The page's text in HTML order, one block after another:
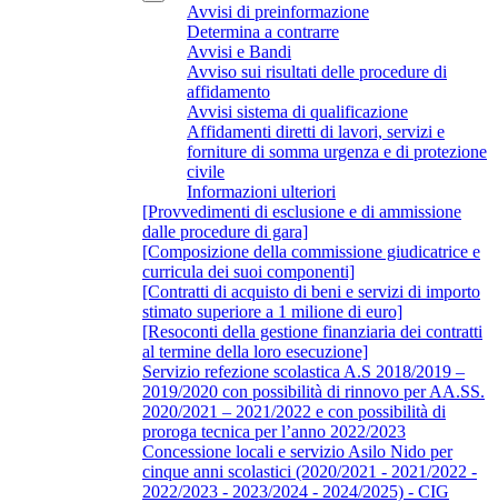
Avvisi di preinformazione
Determina a contrarre
Avvisi e Bandi
Avviso sui risultati delle procedure di
affidamento
Avvisi sistema di qualificazione
Affidamenti diretti di lavori, servizi e
forniture di somma urgenza e di protezione
civile
Informazioni ulteriori
[Provvedimenti di esclusione e di ammissione
dalle procedure di gara]
[Composizione della commissione giudicatrice e
curricula dei suoi componenti]
[Contratti di acquisto di beni e servizi di importo
stimato superiore a 1 milione di euro]
[Resoconti della gestione finanziaria dei contratti
al termine della loro esecuzione]
Servizio refezione scolastica A.S 2018/2019 –
2019/2020 con possibilità di rinnovo per AA.SS.
2020/2021 – 2021/2022 e con possibilità di
proroga tecnica per l’anno 2022/2023
Concessione locali e servizio Asilo Nido per
cinque anni scolastici (2020/2021 - 2021/2022 -
2022/2023 - 2023/2024 - 2024/2025) - CIG